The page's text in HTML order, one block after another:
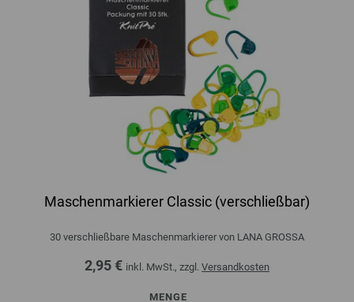
Maschenmarkierer Classic (verschließbar)
30 verschließbare Maschenmarkierer von LANA GROSSA
2,95 € inkl. MwSt., zzgl. Versandkosten
MENGE